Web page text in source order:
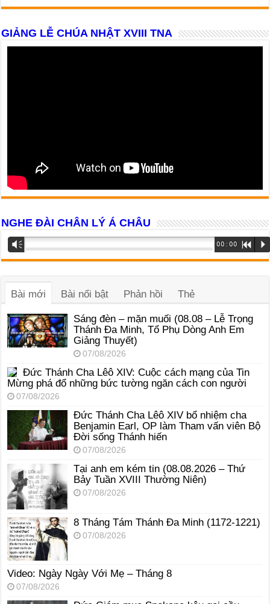
GIẢNG LỄ CHÚA NHẬT XVIII TNA
NGHE ĐÀI CHÂN LÝ Á CHÂU
Trình
phát
âm
Vm 00:00 R P
Bài mới Bài nổi bật Phản hồi Thẻ
Sáng đèn – mặn muối (08.08 – Lễ Trọng
Thánh Đa Minh, Tổ Phụ Dòng Anh Em
Giảng Thuyết)
07/08/2026
Đức Thánh Cha Lêô XIV: Cuộc cách mạng của Tin
Mừng phá đổ những bức tường ngăn cách con người
07/08/2026
Đức Thánh Cha Lêô XIV bổ nhiệm cha
Benjamin Earl, OP làm Tham vấn viên Bộ
Đời sống Thánh hiến
07/08/2026
Tại anh em kém tin (08.08.2026 – Thứ
Bảy Tuần XVIII Thường Niên)
07/08/2026
8 Tháng Tám Thánh Ða Minh (1172-1221)
07/08/2026
Video: Ngày Ngày Với Mẹ – Tháng 8
07/08/2026